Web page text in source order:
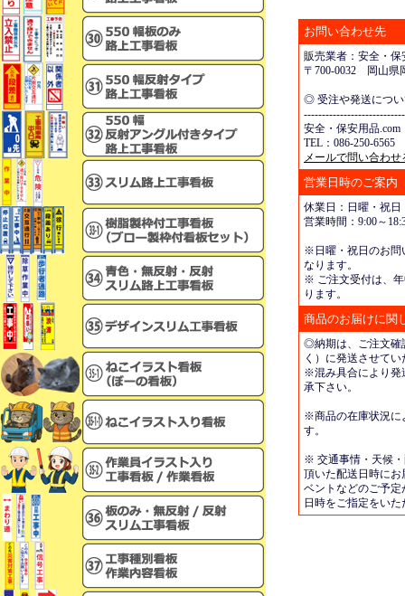
お問い合わせ先
販売業者：安全・保
〒700-0032 岡山県
◎ 受注や発送につ
安全・保安用品.com
TEL：086-250-6565
メールで問い合わせ
営業日時のご案内
休業日：日曜・祝日
営業時間：9:00～
※日曜・祝日のお問
なります。
※ ご注文受付は、
ります。
商品のお届けに関
◎納期は、ご注文確
く）に発送させて
※混み具合により発
承下さい。
※商品の在庫状況に
す。
※ 交通事情・天候
頂いた配送日時に
ベントなどのご予
日時をご指定をい